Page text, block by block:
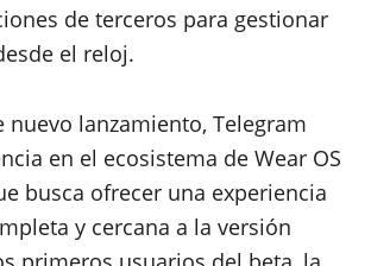
de terceros para gestionar
el reloj.
nuevo lanzamiento, Telegram
en el ecosistema de Wear OS
busca ofrecer una experiencia
y cercana a la versión